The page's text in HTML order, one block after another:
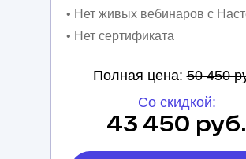
Со скидкой:
Полная цена:50 450
43 450 руб.
• Нет сертификата
• Нет живых вебинаров с